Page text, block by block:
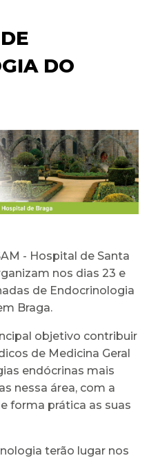
DO
- Hospital de Santa
nos dias 23 e
de Endocrinologia
Braga.
objetivo contribuir
de Medicina Geral
endócrinas mais
nessa área, com a
forma prática as suas
terão lugar nos